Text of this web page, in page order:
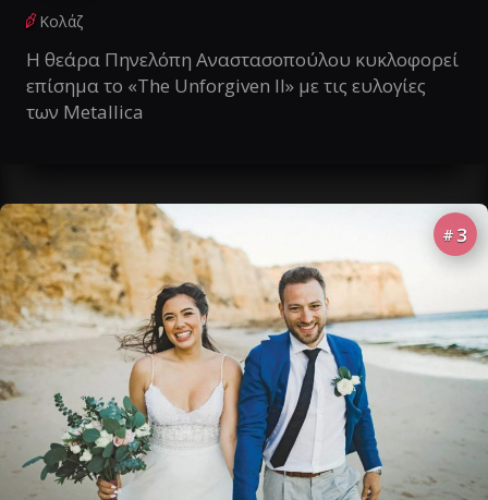
Κολάζ
Η θεάρα Πηνελόπη Αναστασοπούλου κυκλοφορεί
επίσημα το «The Unforgiven II» με τις ευλογίες
των Metallica
# 3